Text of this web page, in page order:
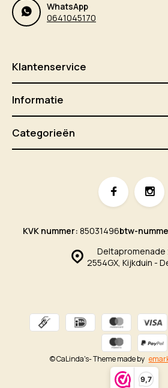
9,7
WhatsApp
0641045170
Klantenservice
Informatie
Categorieën
Deltapromenade
2554GX, Kijkduin -
KVK nummer: 85031496btw-
© CaLinda's- Theme made by